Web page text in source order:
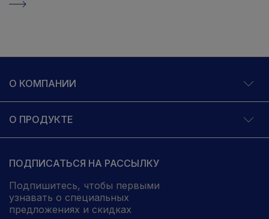
О КОМПАНИИ
О ПРОДУКТЕ
ПОДПИСАТЬСЯ НА РАССЫЛКУ
Подпишитесь, чтобы первыми
узнавать о специальных
предложениях и скидках